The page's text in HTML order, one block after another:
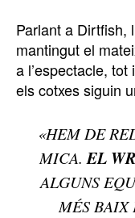
Parlant a Dirtfish,
mantingut el
a l’espectacle,
els cotxes siguin
«HEM DE
MICA. EL
ALGUNS
MÉS BAIX